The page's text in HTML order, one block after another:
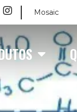
Mosaic